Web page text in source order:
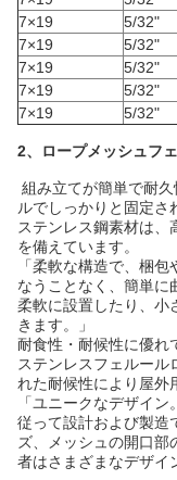
7×19
5/32"
7×19
5/32"
7×19
5/32"
7×19
5/32"
7×19
5/32"
2、ロープメッシュフ
組み立てが簡単で耐
ルでしっかりと固定さ
ステンレス鋼素材は、
を備えています。
「柔軟な構造で、梱
なうことなく、簡単に
柔軟に設置したり、小
きます。」
耐食性・耐候性に優れ
ステンレスフェルール
れた耐候性により屋外
「ユニークなデザイ
従って設計および製造
ズ、メッシュの開口部
者はさまざまなデザイ